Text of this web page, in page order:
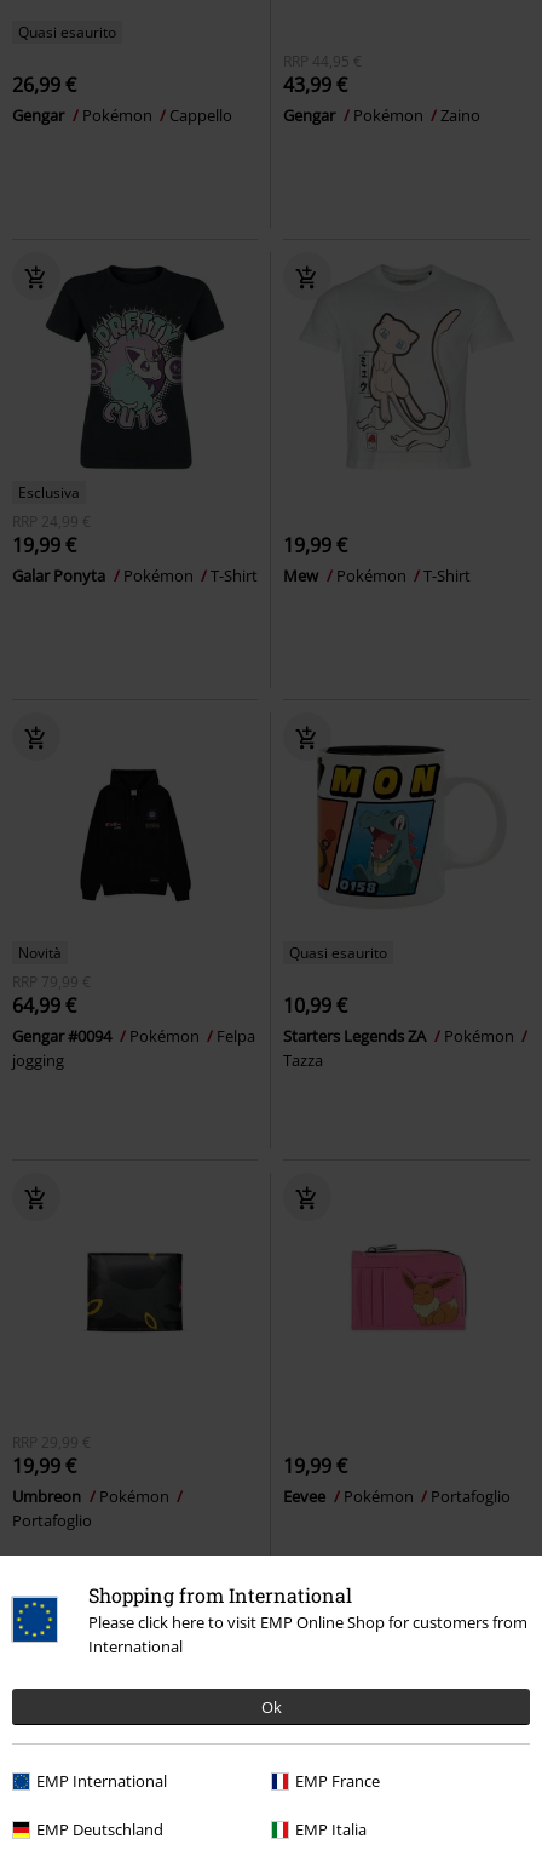
Shopping from International
Please click here to visit EMP Online Shop for customers from
International
Ok
EMP International EMP France
EMP Deutschland EMP Italia
Quasi esaurito
26,99 €
Gengar Pokémon Cappello
RRP 44,95 €
43,99 €
Gengar Pokémon Zaino
Esclusiva
RRP
24,99 €
19,99 €
Galar Ponyta Pokémon T-Shirt
19,99 €
Mew Pokémon T-Shirt
Novità
RRP
79,99 €
64,99 €
Gengar #0094 Pokémon
Felpa
jogging
Quasi esaurito
10,99 €
Starters Legends ZA
Pokémon
Tazza
RRP 29,99 €
19,99 €
Umbreon
Pokémon
Portafoglio
19,99 €
Eevee Pokémon Portafoglio